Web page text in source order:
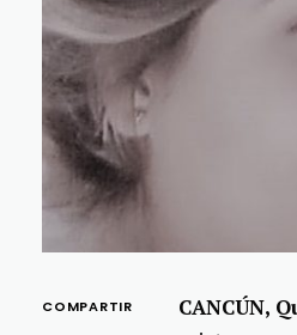
COMPARTIR CANCÚN,